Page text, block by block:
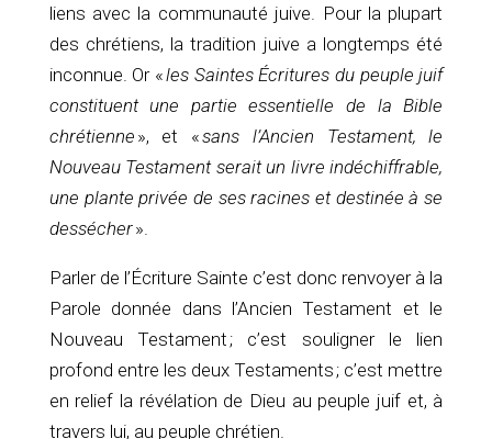
liens avec la communauté juive. Pour la plupart
des chrétiens, la tradition juive a longtemps été
inconnue. Or «les Saintes Écritures du peuple juif
constituent une partie essentielle de la Bible
chrétienne », et «sans l’Ancien Testament, le
Nouveau Testament serait un livre indéchiffrable,
une plante privée de ses racines et destinée à se
dessécher».
Parler de l’Écriture Sainte c’est donc renvoyer à la
Parole donnée dans l’Ancien Testament et le
Nouveau Testament ; c’est souligner le lien
profond entre les deux Testaments ; c’est mettre
en relief la révélation de Dieu au peuple juif et, à
travers lui, au peuple chrétien.